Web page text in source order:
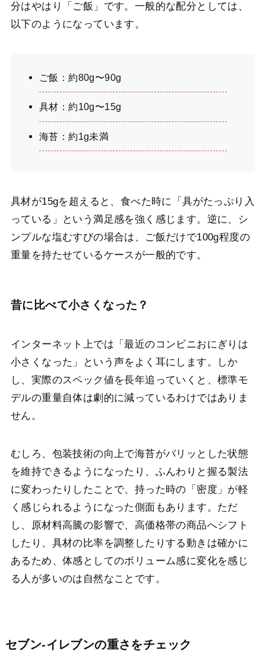
分はやはり「ご飯」です。一般的な配分としては、
以下のようになっています。
ご飯：約80g〜90g
具材：約10g〜15g
海苔：約1g未満
具材が15gを超えると、食べた時に「具がたっぷり入
っている」という満足感を強く感じます。逆に、シ
ンプルな塩むすびの場合は、ご飯だけで100g程度の
重量を持たせているケースが一般的です。
昔に比べて小さくなった？
インターネット上では「最近のコンビニおにぎりは
小さくなった」という声をよく耳にします。しか
し、実際のスペック値を長年追っていくと、標準モ
デルの重量自体は劇的に減っているわけではありま
せん。
むしろ、包装技術の向上で海苔がパリッとした状態
を維持できるようになったり、ふんわりと握る製法
に変わったりしたことで、持った時の「密度」が軽
く感じられるようになった側面もあります。ただ
し、原材料高騰の影響で、高価格帯の商品へシフト
したり、具材の比率を調整したりする動きは確かに
あるため、体感としてのボリューム感に変化を感じ
る人が多いのは自然なことです。
セブン-イレブンの重さをチェック